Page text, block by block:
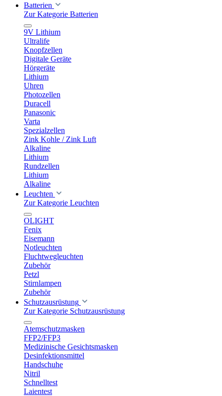
Batterien
Zur Kategorie Batterien
9V Lithium
Ultralife
Knopfzellen
Digitale Geräte
Hörgeräte
Lithium
Uhren
Photozellen
Duracell
Panasonic
Varta
Spezialzellen
Zink Kohle / Zink Luft
Alkaline
Lithium
Rundzellen
Lithium
Alkaline
Leuchten
Zur Kategorie Leuchten
OLIGHT
Fenix
Eisemann
Notleuchten
Fluchtwegleuchten
Zubehör
Petzl
Stirnlampen
Zubehör
Schutzausrüstung
Zur Kategorie Schutzausrüstung
Atemschutzmasken
FFP2/FFP3
Medizinische Gesichtsmasken
Desinfektionsmittel
Handschuhe
Nitril
Schnelltest
Laientest